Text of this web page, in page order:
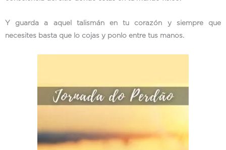
Y guarda a aquel talismán en tu corazón y siempre que
necesites basta que lo cojas y ponlo entre tus manos.